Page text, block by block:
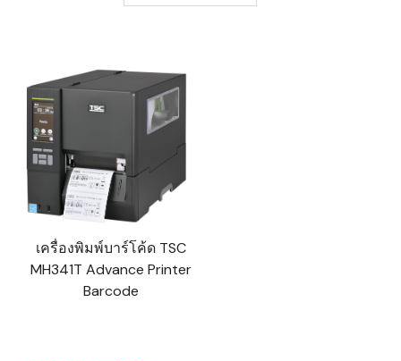
ใหม่-เก่า
เครื่องพิมพ์บาร์โค้ด TSC
MH341T Advance Printer
Barcode